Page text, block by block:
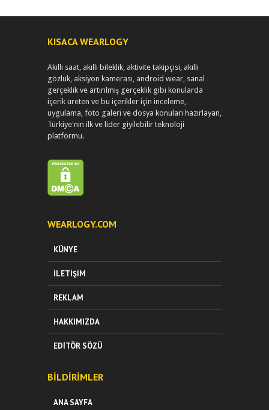
KISACA WEARLOGY
Akıllı saat, akıllı bileklik, aktivite takipçisi, akıllı
gözlük, aksiyon kamerası, android wear, sanal
gerçeklik ve artırılmış gerçeklik gibi konularda
içerik üreten ve bu içerikler için inceleme,
uygulama, foto galeri ve dosya konuları hazırlayan,
Türkiye'nin ilk ve lider giyilebilir teknoloji
platformu.
WEARLOGY.COM
KÜNYE
İLETIŞIM
REKLAM
HAKKIMIZDA
EDITÖR SÖZÜ
BILDIRIMLER
ANA SAYFA